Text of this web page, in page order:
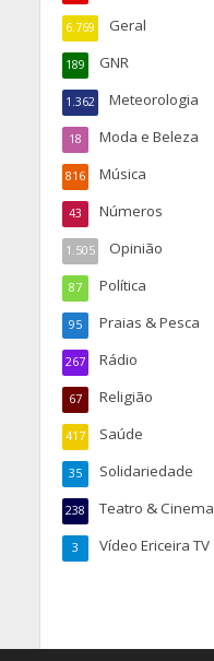
Geral
6.769
GNR
189
Meteorologia
1.362
Moda e Beleza
18
Música
816
Números
43
Opinião
1.505
Política
87
Praias & Pesca
95
Rádio
267
Religião
67
Saúde
417
Solidariedade
35
Teatro & Cinema
238
Vídeo Ericeira TV
3